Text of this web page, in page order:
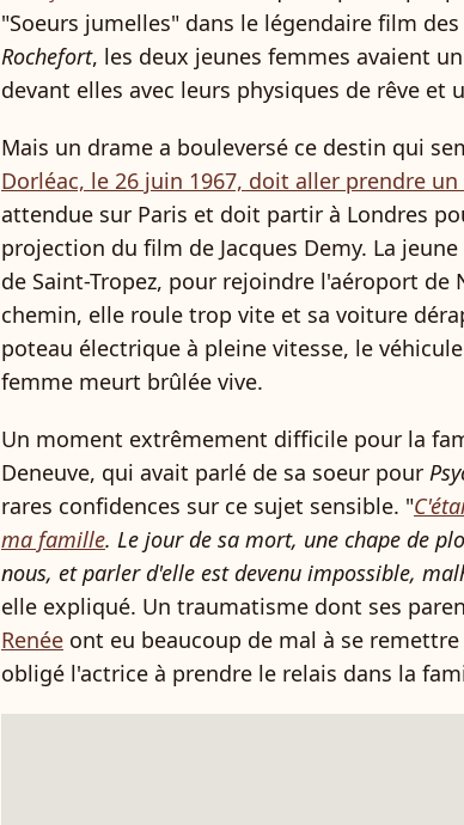
"Soeurs jumelles" dans le légendaire film des
Rochefort, les deux jeunes femmes avaient
devant elles avec leurs physiques de rêve et
Mais un drame a bouleversé ce destin qui
Dorléac, le 26 juin 1967, doit aller prendre un
attendue sur Paris et doit partir à Londres
projection du film de Jacques Demy. La
de Saint-Tropez, pour rejoindre l'aéroport de
chemin, elle roule trop vite et sa voiture
poteau électrique à pleine vitesse, le
femme meurt brûlée vive.
Un moment extrêmement difficile pour la
Deneuve, qui avait parlé de sa soeur pour
rares confidences sur ce sujet sensible. "
ma famille. Le jour de sa mort, une chape de
nous, et parler d'elle est devenu impossible,
elle expliqué. Un traumatisme dont ses
Renée ont eu beaucoup de mal à se
obligé l'actrice à prendre le relais dans la